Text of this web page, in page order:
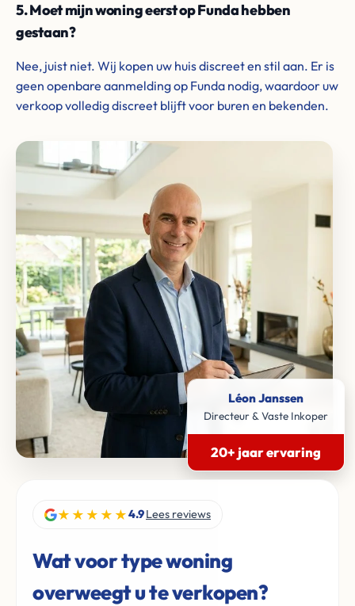
5. Moet mijn woning eerst op Funda hebben
gestaan?
Nee, juist niet. Wij kopen uw huis discreet en stil aan. Er is
geen openbare aanmelding op Funda nodig, waardoor uw
verkoop volledig discreet blijft voor buren en bekenden.
Léon Janssen
Directeur & Vaste Inkoper
20+ jaar ervaring
★★★★★4.9Lees reviews
Wat voor type woning
overweegt u te verkopen?